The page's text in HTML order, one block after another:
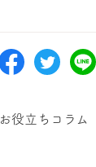
お役立ちコラム「